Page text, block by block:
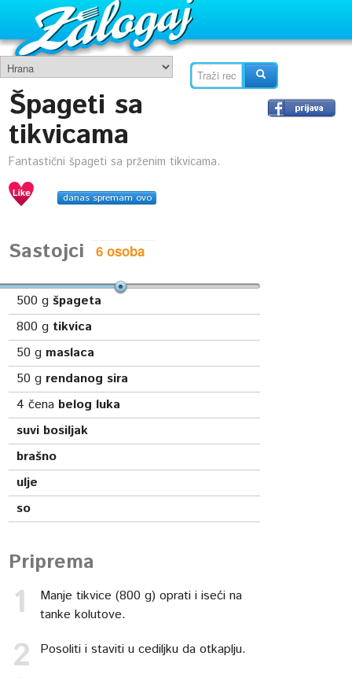
Špageti sa
tikvicama
Fantastični špageti sa prženim tikvicama.
danas spremam ovo
Sastojci
500 gšpageta
800 g tikvica
50 g maslaca
50 g rendanog sira
4 čena belog luka
suvi bosiljak
brašno
ulje
so
Priprema
Manje tikvice (800 g) oprati i iseći na
tanke kolutove.
Posoliti i staviti u cediljku da otkaplju.